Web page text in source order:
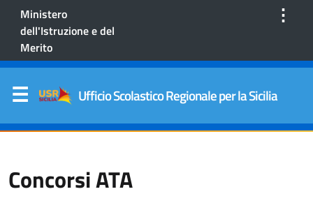
Ministero
dell'Istruzione e del
Merito
⋮
Ufficio Scolastico Regionale per la Sicilia
Concorsi ATA